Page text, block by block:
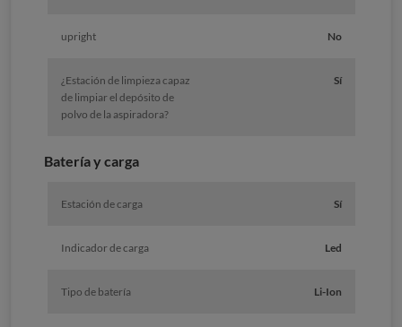
upright No
¿Estación de limpieza capaz
de limpiar el depósito de
polvo de la aspiradora?
Sí
Batería y carga
Estación de carga Sí
Indicador de carga Led
Tipo de batería Li-Ion